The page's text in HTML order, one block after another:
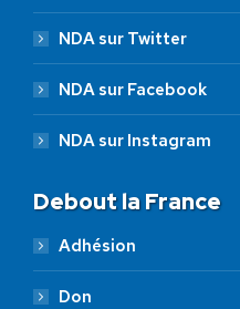
NDA sur Twitter
NDA sur Facebook
NDA sur Instagram
Debout la France
Adhésion
Don